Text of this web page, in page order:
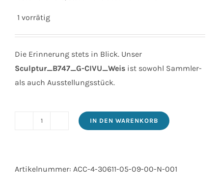
1 vorrätig
Die Erinnerung stets in Blick. Unser
Sculptur_B747_G-CIVU_Weis ist sowohl Sammler-
als auch Ausstellungsstück.
Sculptur_B747_G-
IN DEN WARENKORB
Artikelnummer: ACC-4-30611-05-09-00-N-001